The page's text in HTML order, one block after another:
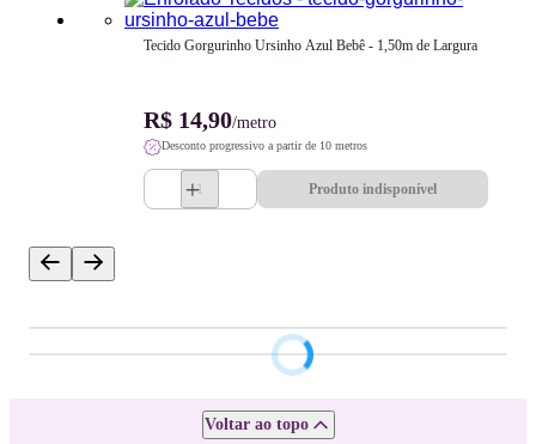
Tecido Gorgurinho Ursinho Azul Bebê - 1,50m de Largura
R$ 14,90/metro
Desconto progressivo a partir de 10 metros
Produto indisponível
Voltar ao topo